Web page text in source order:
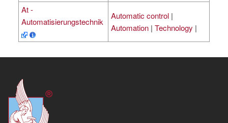
At -
Automatisierungstechnik
Automatic control |
Automation | Technology |